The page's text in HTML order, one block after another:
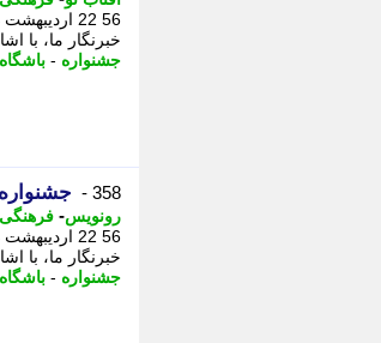
خبرنگار ما، با
جشنواره -
358 -
رونویس- فرهنگی
خبرنگار ما، با
جشنواره -